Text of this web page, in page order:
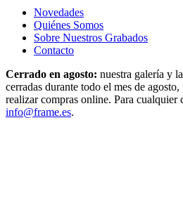
Novedades
Quiénes Somos
Sobre Nuestros Grabados
Contacto
Cerrado en agosto: nuestra galería y
cerradas durante todo el mes de
realizar compras online. Para cualquier
info@frame.es.